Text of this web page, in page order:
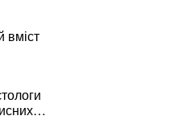
вміст